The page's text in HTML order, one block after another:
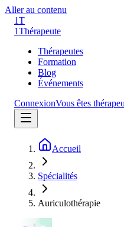
Aller au contenu
1T
1Thérapeute
Thérapeutes
Formation
Blog
Événements
ConnexionVous êtes
Accueil
Spécialités
Auriculothérapie